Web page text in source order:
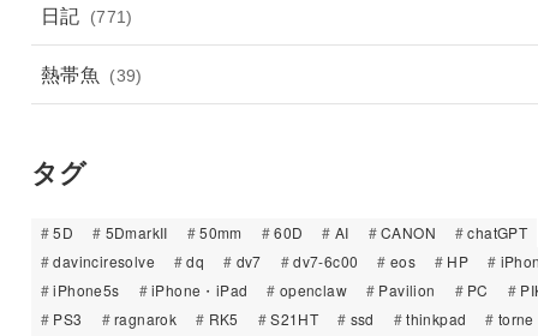
日記 (771)
熱帯魚 (39)
タグ
5D 5DmarkII 50mm 60D AI CANON
chatGPT
davinciresolve
dq dv7 dv7-6c00 eos HP
iPhone5s
iPhone・iPad openclaw Pavilion PC
PS3
ragnarok RK5 S21HT ssd thinkpad
torne